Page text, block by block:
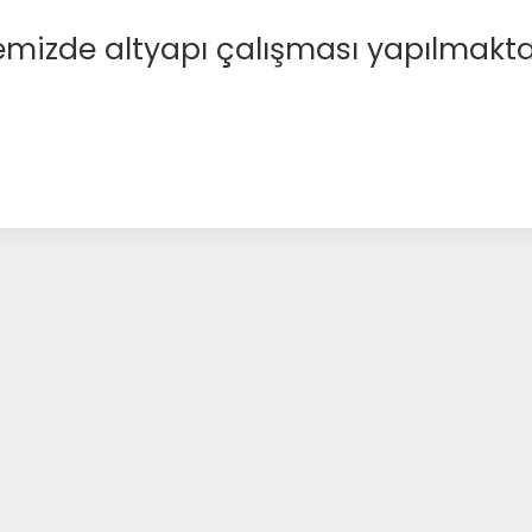
altyapı çalışması